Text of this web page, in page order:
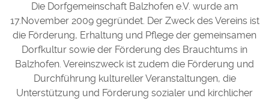
Die Dorfgemeinschaft Balzhofen e.V. wurde am
17.November 2009 gegründet. Der Zweck des Vereins ist
die Förderung, Erhaltung und Pflege der gemeinsamen
Dorfkultur sowie der Förderung des Brauchtums in
Balzhofen. Vereinszweck ist zudem die Förderung und
Durchführung kultureller Veranstaltungen, die
Unterstützung und Förderung sozialer und kirchlicher